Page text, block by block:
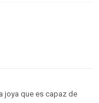
joya que es capaz de